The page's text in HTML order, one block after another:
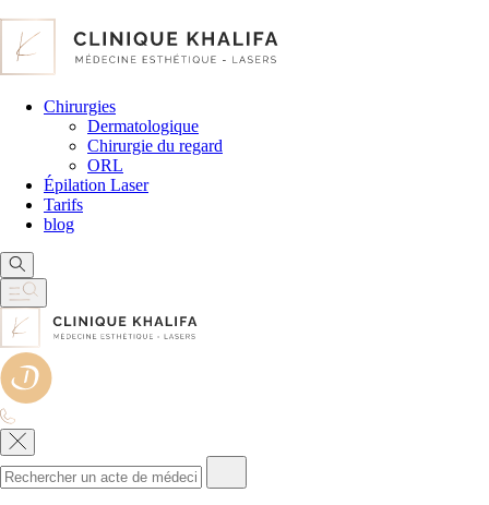
Chirurgies
Dermatologique
Chirurgie du regard
ORL
Épilation Laser
Tarifs
blog